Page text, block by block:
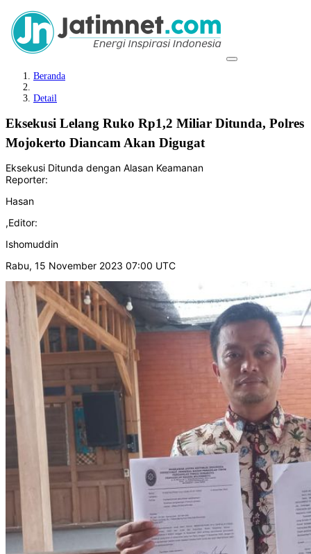
Beranda
Detail
Eksekusi Lelang Ruko Rp1,2 Miliar Ditunda, Polres
Mojokerto Diancam Akan Digugat
Eksekusi Ditunda dengan Alasan Keamanan
Reporter:
Hasan
,Editor:
Ishomuddin
Rabu, 15 November 2023 07:00 UTC